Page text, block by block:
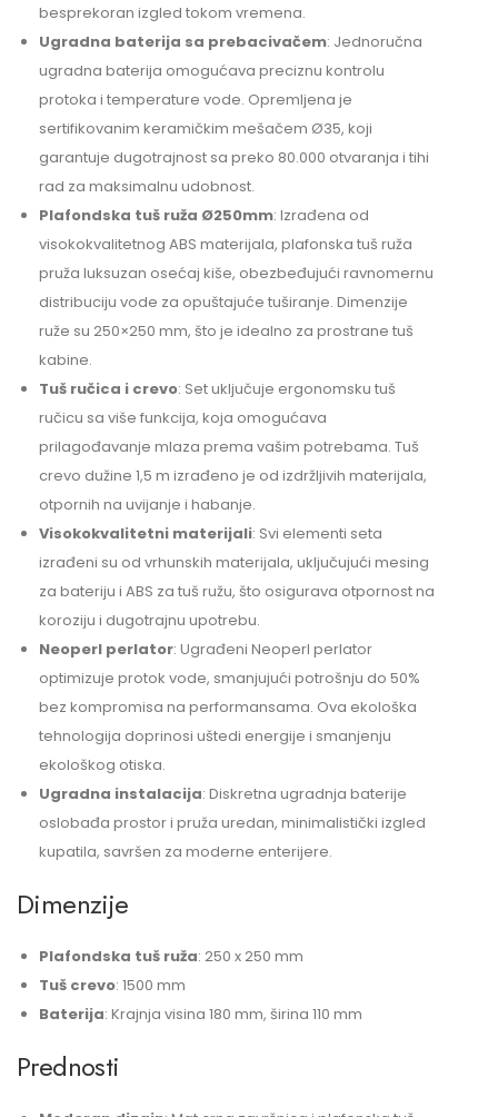
besprekoran izgled tokom vremena.
Ugradna baterija sa prebacivačem: Jednoručna
ugradna baterija omogućava preciznu kontrolu
protoka i temperature vode. Opremljena je
sertifikovanim keramičkim mešačem Ø35, koji
garantuje dugotrajnost sa preko 80.000 otvaranja i tihi
rad za maksimalnu udobnost.
Plafondska tuš ruža Ø250mm: Izrađena od
visokokvalitetnog ABS materijala, plafonska tuš ruža
pruža luksuzan osećaj kiše, obezbeđujući ravnomernu
distribuciju vode za opuštajuće tuširanje. Dimenzije
ruže su 250×250 mm, što je idealno za prostrane tuš
kabine.
Tuš ručica i crevo: Set uključuje ergonomsku tuš
ručicu sa više funkcija, koja omogućava
prilagođavanje mlaza prema vašim potrebama. Tuš
crevo dužine 1,5 m izrađeno je od izdržljivih materijala,
otpornih na uvijanje i habanje.
Visokokvalitetni materijali: Svi elementi seta
izrađeni su od vrhunskih materijala, uključujući mesing
za bateriju i ABS za tuš ružu, što osigurava otpornost na
koroziju i dugotrajnu upotrebu.
Neoperl perlator: Ugrađeni Neoperl perlator
optimizuje protok vode, smanjujući potrošnju do 50%
bez kompromisa na performansama. Ova ekološka
tehnologija doprinosi uštedi energije i smanjenju
ekološkog otiska.
Ugradna instalacija: Diskretna ugradnja baterije
oslobađa prostor i pruža uredan, minimalistički izgled
kupatila, savršen za moderne enterijere.
Dimenzije
Plafondska tuš ruža: 250 x 250 mm
Tuš crevo: 1500 mm
Baterija: Krajnja visina 180 mm, širina 110 mm
Prednosti